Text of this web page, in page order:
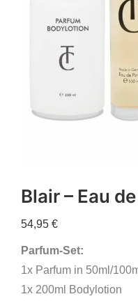
Blair – Eau
54,95 €
Parfum-Set:
1x Parfum in 50ml/
1x 200ml Bodylotion